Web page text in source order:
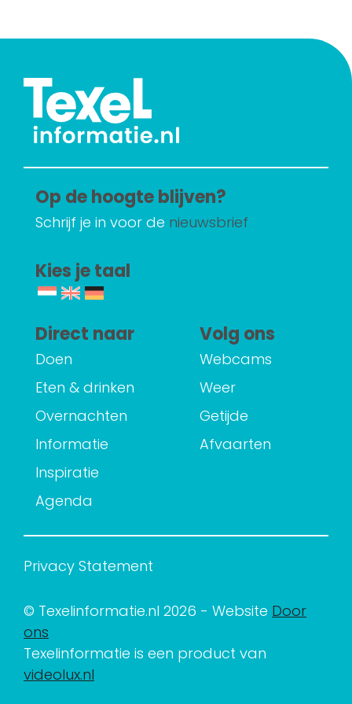
Op de hoogte blijven?
Schrijf je in voor de nieuwsbrief
Kies je taal
Direct naar
Doen
Eten & drinken
Overnachten
Informatie
Inspiratie
Agenda
Volg ons
Webcams
Weer
Getijde
Afvaarten
Privacy Statement
© Texelinformatie.nl 2026 - Website Door
ons
Texelinformatie is een product van
videolux.nl